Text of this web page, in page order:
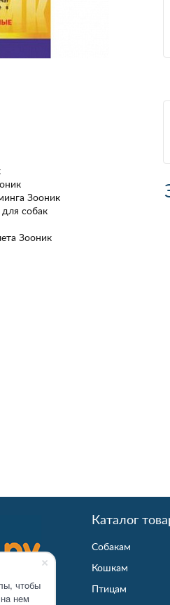
чтoбы
нeм
Зооник
собак
Зооник
Каталог
Собакам
Кошкам
Птицам